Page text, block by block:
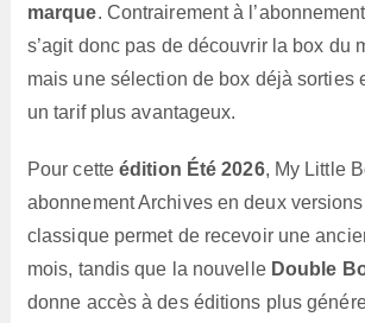
marque. Contrairement à
s’agit donc pas de découvrir la box du
mais une sélection de box déjà sorties
un tarif plus avantageux.
Pour cetteédition Été 2026, My Little
abonnement Archives en deux
classique permet de recevoir une
mois, tandis que la nouvelle Double
donne accès à des éditions plus